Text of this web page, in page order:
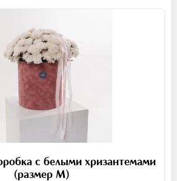
с белыми хризантемами
(размер M)